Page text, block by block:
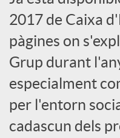
a
d
o
2017 de Caixa
pàgines on
Grup durant
especialment
per l'entorn
cadascun dels